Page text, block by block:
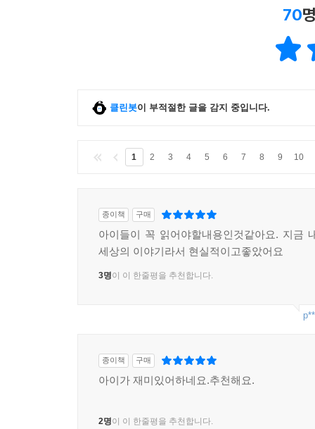
70
클린봇이 부적절한 글을 감지 중입니다.
1 2 3 4 5 6 7 8 9 10
종이책 구매
아이들이 꼭 읽어야할내용인것같아요. 지금
세상의 이야기라서 현실적이고좋았어요
3명이 이 한줄평을 추천합니다.
종이책 구매
아이가 재미있어하네요.추천해요.
2명이 이 한줄평을 추천합니다.